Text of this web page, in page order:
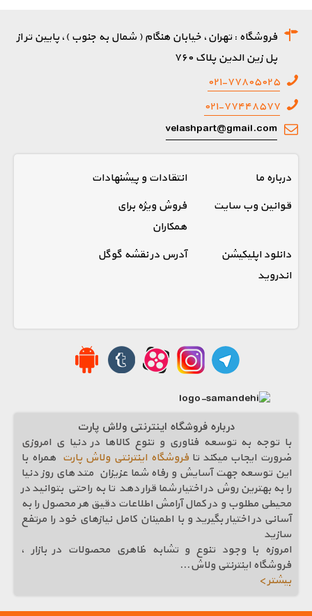
فروشگاه : تهران، خیابان هنگام ( شمال به جنوب )، پایین تر از
پل زین الدین پلاک ۷۶۰
۰۲۱-۷۷۸۰۵۰۲۵
۰۲۱-۷۷۴۴۸۵۷۷
velashpart@gmail.com
درباره ما
انتقادات و پیشنهادات
قوانین وب سایت
فروش ویژه برای
همکاران
دانلود اپلیکیشن
اندروید
آدرس در نقشه گوگل
درباره فروشگاه اینترنتی ولاش پارت
با توجه به توسعه فناوری و تنوع کالاها در دنیا ی امروزی
ضرورت ایجاب میکند تافروشگاه اینترنتی ولاش پارت همراه با
این توسعه جهت آسایش و رفاه شما عزیزان متد های روز دنیا
را به بهترین روش در اختیار شما قرار دهد تا به راحتی بتوانید در
محیطی مطلوب و در کمال آرامش اطلاعات دقیق هر محصول را به
آسانی در اختیار بگیرید و با اطمینان کامل نیازهای خود را مرتفع
سازيد
امروزه با وجود تنوع و تشابه ظاهری محصولات در بازار ،
فروشگاه اینترنتی ولاش...
بیشتر >